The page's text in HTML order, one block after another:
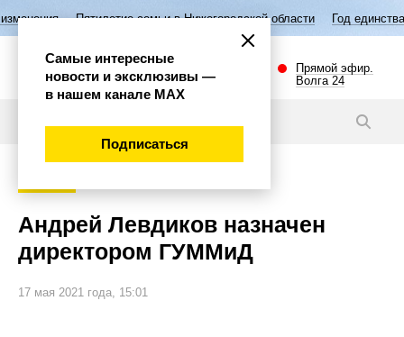
семьи в Нижегородской области Год единства народов России
Прямой эфир.
Волга 24
Андрей Левдиков назначен
директором ГУММиД
17 мая 2021 года, 15:01
Самые интересные
новости и эксклюзивы —
в нашем канале МАХ
Подписаться